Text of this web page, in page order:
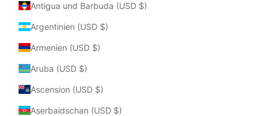
Antigua und Barbuda (USD $)
Argentinien (USD $)
Armenien (USD $)
Aruba (USD $)
Ascension (USD $)
Aserbaidschan (USD $)